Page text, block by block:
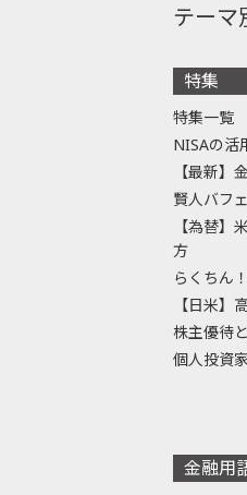
テーマ
特集
特集一覧
NISAの活
【最新】
賢人バフ
【為替】
方
らくちん
【日米】
株主優待
個人投資
金融用